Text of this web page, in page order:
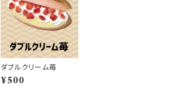
ダブルクリーム苺
¥500